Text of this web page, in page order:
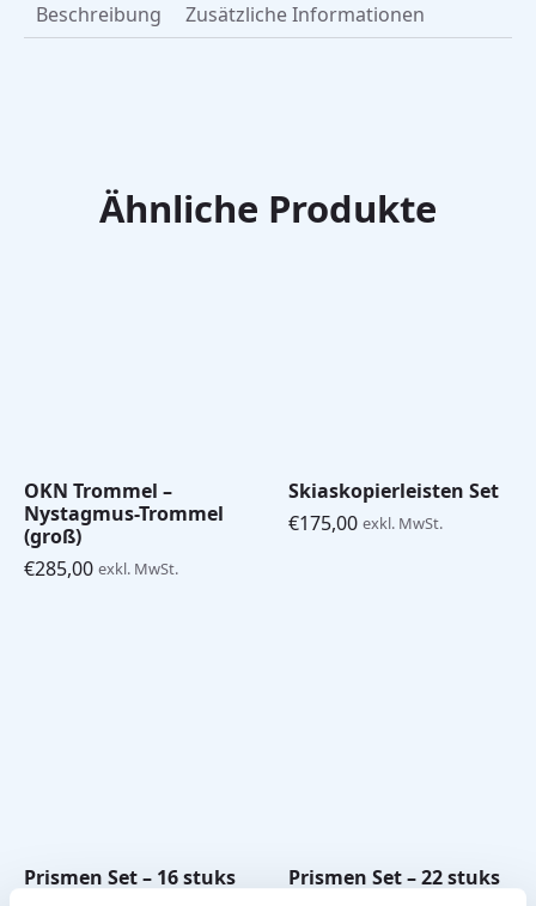
Beschreibung Zusätzliche Informationen
Ähnliche Produkte
OKN Trommel –
Nystagmus-Trommel
(groß)
€285,00 exkl. MwSt.
Skiaskopierleisten Set
€175,00 exkl. MwSt.
Prismen Set – 16 stuks
Prismen Set – 22 stuks